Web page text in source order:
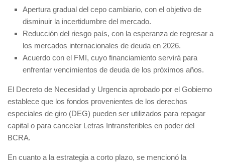
Apertura gradual del cepo cambiario, con el objetivo de
disminuir la incertidumbre del mercado.
Reducción del riesgo país, con la esperanza de regresar a
los mercados internacionales de deuda en 2026.
Acuerdo con el FMI, cuyo financiamiento servirá para
enfrentar vencimientos de deuda de los próximos años.
El Decreto de Necesidad y Urgencia aprobado por el Gobierno
establece que los fondos provenientes de los derechos
especiales de giro (DEG) pueden ser utilizados para repagar
capital o para cancelar Letras Intransferibles en poder del
BCRA.
En cuanto a la estrategia a corto plazo, se mencionó la